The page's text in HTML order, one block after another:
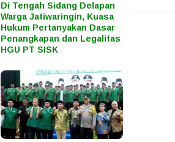
Di Tengah Sidang Delapan
Warga Jatiwaringin, Kuasa
Hukum Pertanyakan Dasar
Penangkapan dan Legalitas
HGU PT SISK